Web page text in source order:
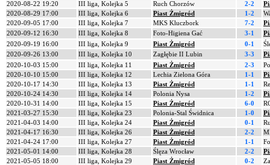
2020-08-22 19:20
III liga, Kolejka 5 Ruch Chorzów 2-2
2020-08-29 17:00
III liga, Kolejka 6 Piast Żmigród 1-2
2020-09-05 17:00
III liga, Kolejka 7 MKS Kluczbork 7-2
2020-09-12 16:30
III liga, Kolejka 8 Foto-Higiena Gać 3-1
2020-09-19 16:00
III liga, Kolejka 9 Piast Żmigród 0-1
2020-09-26 13:00
III liga, Kolejka 10 Zagłębie II Lubin 3-3
2020-10-03 15:00
III liga, Kolejka 11 Piast Żmigród 2-3
2020-10-10 15:00
III liga, Kolejka 12 Lechia Zielona Góra 1-1
2020-10-17 14:30
III liga, Kolejka 13 Piast Żmigród 1-1
2020-10-24 14:30
III liga, Kolejka 14 Polonia Nysa 1-2
2020-10-31 14:00
III liga, Kolejka 15 Piast Żmigród 6-0
2021-03-27 15:30
III liga, Kolejka 23 Polonia-Stal Świdnica 1-0
2021-04-03 14:00
III liga, Kolejka 24 Piast Żmigród 0-1
2021-04-17 16:30
III liga, Kolejka 26 Piast Żmigród 2-2
2021-04-24 17:00
III liga, Kolejka 27 Piast Żmigród 1-1
2021-05-01 14:00
III liga, Kolejka 28 Ślęza Wrocław 2-2
2021-05-05 18:00
III liga, Kolejka 29 Piast Żmigród 0-2